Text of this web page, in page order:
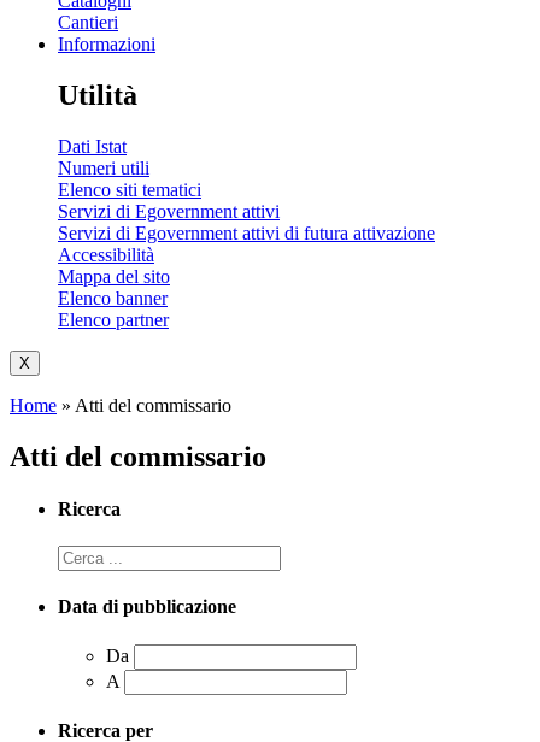
Cantieri
Informazioni
Utilità
Dati Istat
Numeri utili
Elenco siti tematici
Servizi di Egovernment attivi
Servizi di Egovernment attivi di futura attivazione
Accessibilità
Mappa del sito
Elenco banner
Elenco partner
X
Home » Atti del commissario
Atti del commissario
Ricerca
Data di pubblicazione
Da
A
Ricerca per